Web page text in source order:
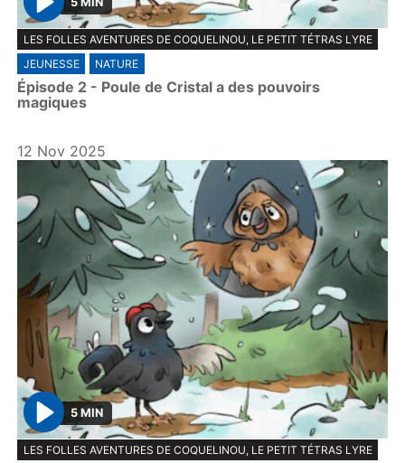
P
l
a
y
LES FOLLES AVENTURES DE COQUELINOU, LE PETIT TÉTRAS LYRE
JEUNESSE
NATURE
Épisode 2 - Poule de Cristal a des pouvoirs
magiques
12 Nov 2025
P
l
5 MIN
LES FOLLES AVENTURES DE COQUELINOU, LE PETIT TÉTRAS LYRE